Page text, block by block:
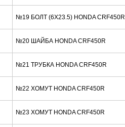
№19 БОЛТ (6X23.5) HONDA CRF450R
№20 ШАЙБА HONDA CRF450R
№21 ТРУБКА HONDA CRF450R
№22 ХОМУТ HONDA CRF450R
№23 ХОМУТ HONDA CRF450R